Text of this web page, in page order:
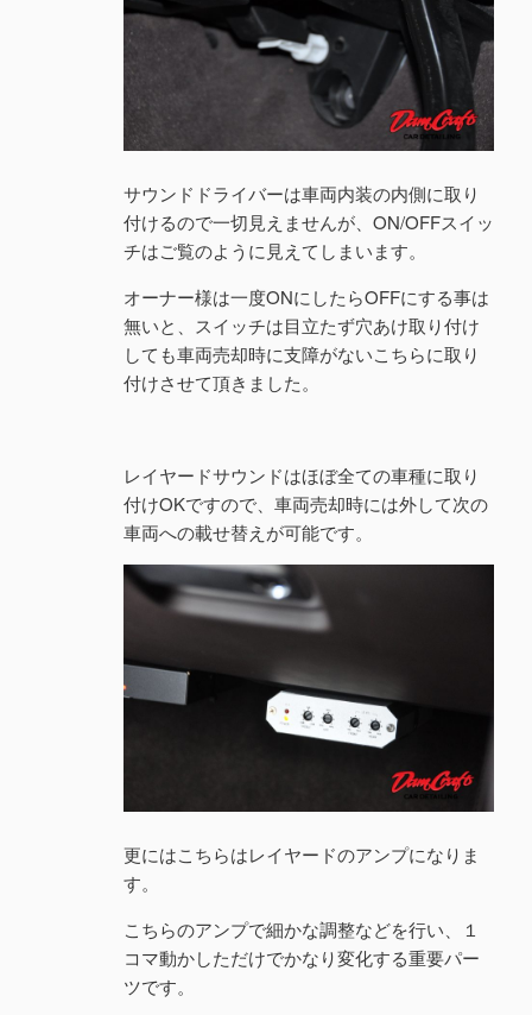
サウンドドライバーは車両内装の内側に取り
付けるので一切見えませんが、ON/OFFスイッ
チはご覧のように見えてしまいます。
オーナー様は一度ONにしたらOFFにする事は
無いと、スイッチは目立たず穴あけ取り付け
しても車両売却時に支障がないこちらに取り
付けさせて頂きました。
レイヤードサウンドはほぼ全ての車種に取り
付けOKですので、車両売却時には外して次の
車両への載せ替えが可能です。
更にはこちらはレイヤードのアンプになりま
す。
こちらのアンプで細かな調整などを行い、１
コマ動かしただけでかなり変化する重要パー
ツです。